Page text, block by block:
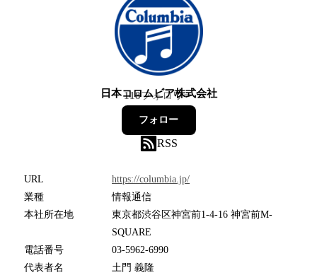
日本コロムビア株式会社
118フォロワー
フォロー
RSS
URL
https://columbia.jp/
業種
情報通信
本社所在地
東京都渋谷区神宮前1-4-16 神宮前M-
SQUARE
電話番号
03-5962-6990
代表者名
土門 義隆